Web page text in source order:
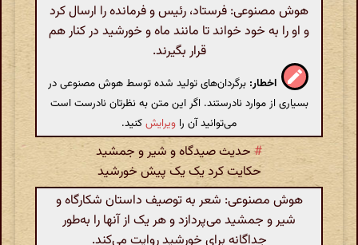
هوش مصنوعی: فرستاد، رئیس و فرمانده را ارسال کرد
و او را به خود خواند تا مانند ماه و خورشید در کنار هم
قرار بگیرند.
اخطار: برگردان‌های تولید شده توسط هوش مصنوعی در
بسیاری از موارد نادرستند. اگر این متن به نظرتان نادرست است
می‌توانید آن را ویرایشکنید.
#حدیث صیدگاه و شیر و جمشید
حکایت کرد یک یک پیش خورشید
هوش مصنوعی: شعر به توصیف داستان شکارگاه و
شیر و جمشید می‌پردازد و هر یک از آنها را به‌طور
جداگانه برای خورشید روایت می‌کند.